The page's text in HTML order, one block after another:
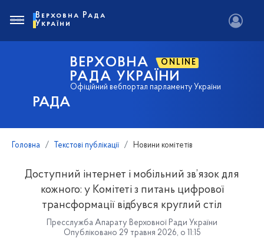
РАДА
ВЕРХОВНА ONLINE
РАДА УКРАЇНИ
Офіційний вебпортал парламенту України
Верховна Рада
України
Головна Текстові публікації Новини комітетів
Доступний інтернет і мобільний зв’язок для
кожного: у Комітеті з питань цифрової
трансформації відбувся круглий стіл
Пресслужба Апарату Верховної Ради України
Опубліковано 29 травня 2026, о 11:15